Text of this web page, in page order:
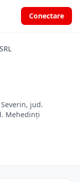
Conectare
jud.
Mehedinți